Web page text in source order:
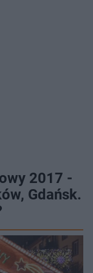
2017 -
Gdańsk.